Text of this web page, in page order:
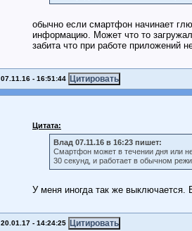
обычно если смартфон начинает
информацию. Может что то
забита что при работе приложений
07.11.16 - 16:51:44
Цитата:
Влад 07.11.16 в 16:23 пишет:
Смартфон может в течении дня или
30 секунд, и работает в обычном
У меня иногда так же выключается.
20.01.17 - 14:24:25